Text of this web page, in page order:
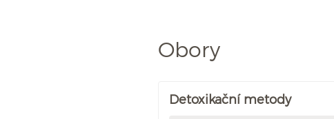
Obory
Detoxikační metody